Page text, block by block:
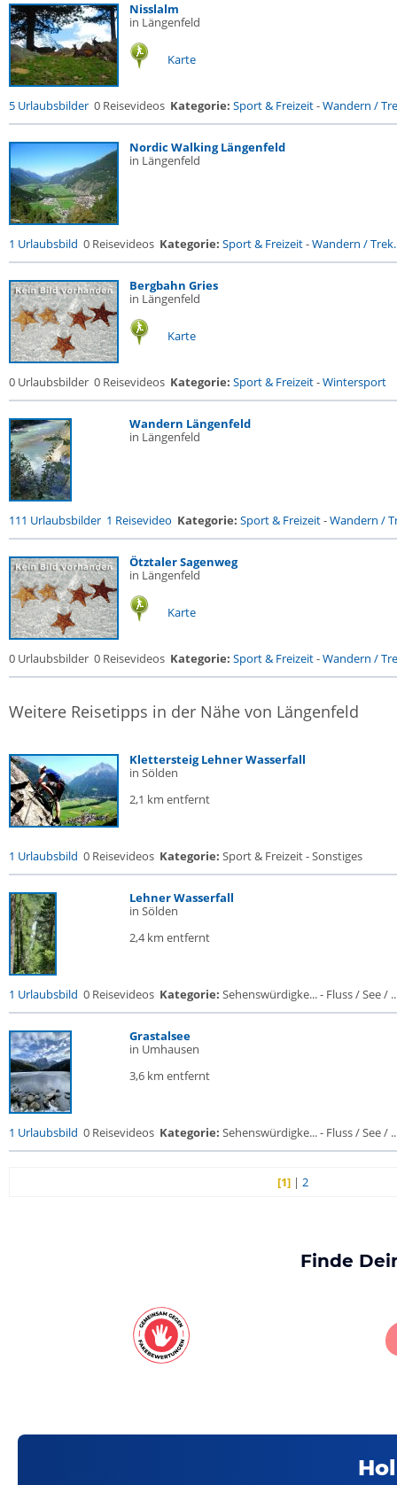
Nisslalm
in Längenfeld
Karte
5 Urlaubsbilder 0 Reisevideos Kategorie: Sport & Freizeit-Wandern /
Nordic Walking Längenfeld
in Längenfeld
1 Urlaubsbild 0 Reisevideos Kategorie: Sport & Freizeit-Wandern /
Bergbahn Gries
in Längenfeld
Karte
0 Urlaubsbilder 0 Reisevideos Kategorie: Sport & Freizeit-Wintersport
Wandern Längenfeld
in Längenfeld
111 Urlaubsbilder 1 Reisevideo Kategorie: Sport & Freizeit-Wandern /
Ötztaler Sagenweg
in Längenfeld
Karte
0 Urlaubsbilder 0 Reisevideos Kategorie: Sport & Freizeit-Wandern /
Weitere Reisetipps in der Nähe von Längenfeld
Klettersteig Lehner Wasserfall
in Sölden
2,1 km entfernt
1 Urlaubsbild 0 Reisevideos Kategorie: Sport & Freizeit - Sonstiges
Lehner Wasserfall
in Sölden
2,4 km entfernt
1 Urlaubsbild 0 Reisevideos Kategorie: Sehenswürdigke... - Fluss / See /
Grastalsee
in Umhausen
3,6 km entfernt
1 Urlaubsbild 0 Reisevideos Kategorie: Sehenswürdigke... - Fluss / See /
[1] |2
Finde